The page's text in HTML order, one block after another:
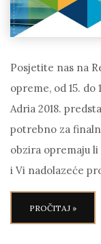
Posjetite nas na
opreme, od 15. do
Adria 2018.
potrebno za
obzira opremaju
i Vi nadolazeće
PROČITAJ »